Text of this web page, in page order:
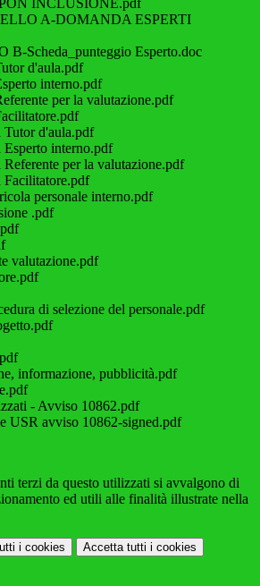
PON INCLUSIONE.pdf
A-DOMANDA ESPERTI
B-Scheda_punteggio Esperto.doc
d'aula.pdf
interno.pdf
per la valutazione.pdf
Tutor d'aula.pdf
interno.pdf
per la valutazione.pdf
Facilitatore.pdf
personale interno.pdf
.pdf
valutazione.pdf
di selezione del personale.pdf
informazione, pubblicità.pdf
- Avviso 10862.pdf
USR avviso 10862-signed.pdf
terzi da questo utilizzati si avvalgono di
ed utili alle finalità illustrate nella
i cookies Accetta tutti i cookies